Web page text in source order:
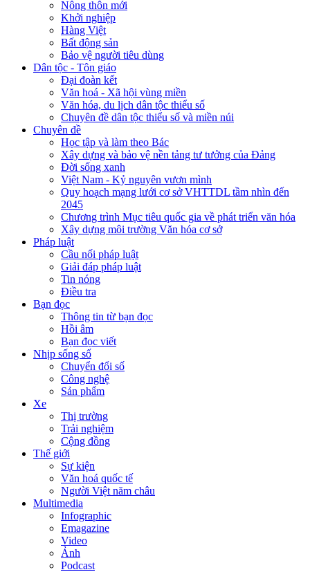
Nông thôn mới
Khởi nghiệp
Hàng Việt
Bất động sản
Bảo vệ người tiêu dùng
Dân tộc - Tôn giáo
Đại đoàn kết
Văn hoá - Xã hội vùng miền
Văn hóa, du lịch dân tộc thiểu số
Chuyên đề dân tộc thiểu số và miền núi
Chuyên đề
Học tập và làm theo Bác
Xây dựng và bảo vệ nền tảng tư tưởng của Đảng
Đời sống xanh
Việt Nam - Kỷ nguyên vươn mình
Quy hoạch mạng lưới cơ sở VHTTDL tầm nhìn đến
2045
Chương trình Mục tiêu quốc gia về phát triển văn hóa
Xây dựng môi trường Văn hóa cơ sở
Pháp luật
Cầu nối pháp luật
Giải đáp pháp luật
Tin nóng
Điều tra
Bạn đọc
Thông tin từ bạn đọc
Hồi âm
Bạn đọc viết
Nhịp sống số
Chuyển đổi số
Công nghệ
Sản phẩm
Xe
Thị trường
Trải nghiệm
Cộng đồng
Thế giới
Sự kiện
Văn hoá quốc tế
Người Việt năm châu
Multimedia
Infographic
Emagazine
Video
Ảnh
Podcast